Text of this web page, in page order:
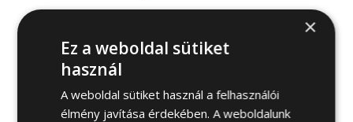
Serenity matrac
348 610
×
Ez a weboldal sütiket
használ
A weboldal sütiket használ a felhasználói
élmény javítása érdekében. A weboldalunk